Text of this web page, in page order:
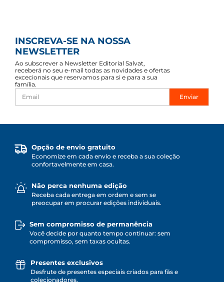
INSCREVA-SE NA NOSSA
NEWSLETTER
Ao subscrever a Newsletter Editorial Salvat,
receberá no seu e-mail todas as novidades e ofertas
excecionais que reservamos para si e para a sua
família.
Enviar
Opção de envio gratuito
Economize em cada envio e receba a sua coleção
confortavelmente em casa.
Não perca nenhuma edição
Receba cada entrega em ordem e sem se
preocupar em procurar edições individuais.
Sem compromisso de permanência
Você decide por quanto tempo continuar: sem
compromisso, sem taxas ocultas.
Presentes exclusivos
Desfrute de presentes especiais criados para fãs e
colecionadores.